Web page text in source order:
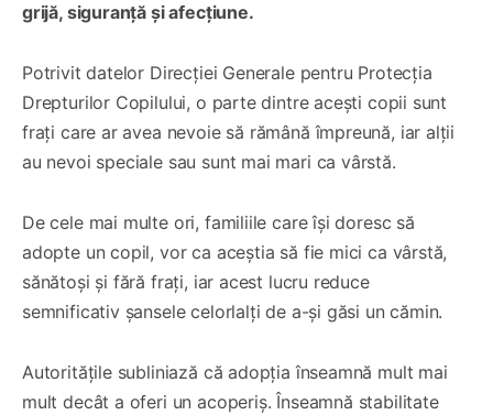
grijă, siguranță și afecțiune.
Potrivit datelor Direcției Generale pentru Protecția
Drepturilor Copilului, o parte dintre acești copii sunt
frați care ar avea nevoie să rămână împreună, iar alții
au nevoi speciale sau sunt mai mari ca vârstă.
De cele mai multe ori, familiile care își doresc să
adopte un copil, vor ca aceștia să fie mici ca vârstă,
sănătoși și fără frați, iar acest lucru reduce
semnificativ șansele celorlalți de a-și găsi un cămin.
Autoritățile subliniază că adopția înseamnă mult mai
mult decât a oferi un acoperiș. Înseamnă stabilitate